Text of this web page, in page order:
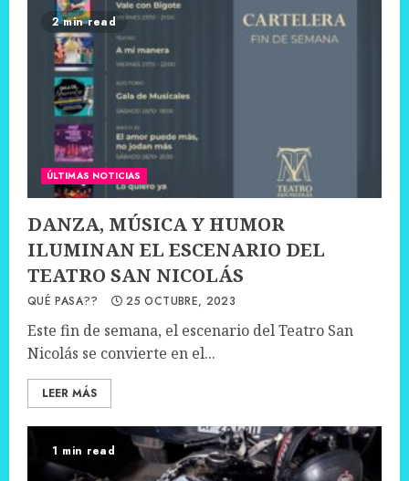
2 min read
ÚLTIMAS NOTICIAS
DANZA, MÚSICA Y HUMOR
ILUMINAN EL ESCENARIO DEL
TEATRO SAN NICOLÁS
QUÉ PASA?? 25 OCTUBRE, 2023
Este fin de semana, el escenario del Teatro San
Nicolás se convierte en el...
LEER MÁS
1 min read